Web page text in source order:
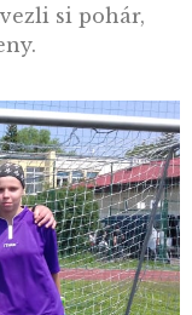
si pohár,